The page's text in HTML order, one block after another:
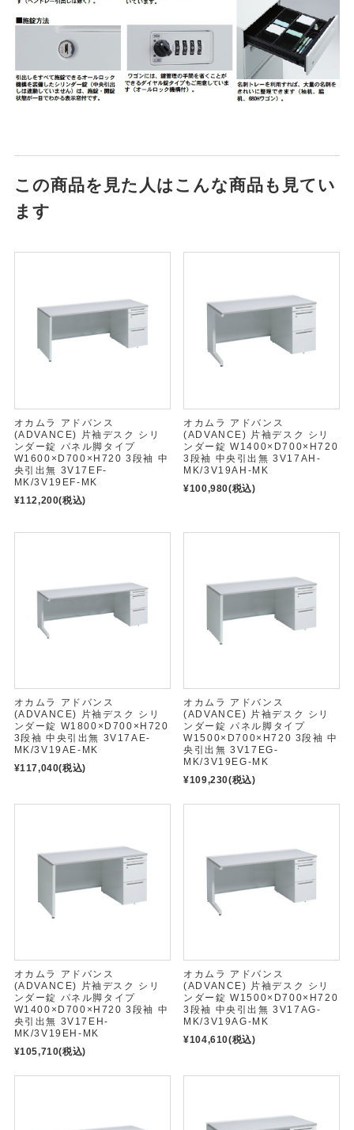
この商品を見た人はこんな商品も見てい
ます
オカムラ アドバンス
(ADVANCE) 片袖デスク シリ
ンダー錠 パネル脚タイプ
W1600×D700×H720 3段袖 中
央引出無 3V17EF-
MK/3V19EF-MK
¥112,200(税込)
オカムラ アドバンス
(ADVANCE) 片袖デスク シリ
ンダー錠 W1400×D700×H720
3段袖 中央引出無 3V17AH-
MK/3V19AH-MK
¥100,980(税込)
オカムラ アドバンス
(ADVANCE) 片袖デスク シリ
ンダー錠 W1800×D700×H720
3段袖 中央引出無 3V17AE-
MK/3V19AE-MK
¥117,040(税込)
オカムラ アドバンス
(ADVANCE) 片袖デスク シリ
ンダー錠 パネル脚タイプ
W1500×D700×H720 3段袖 中
央引出無 3V17EG-
MK/3V19EG-MK
¥109,230(税込)
オカムラ アドバンス
(ADVANCE) 片袖デスク シリ
ンダー錠 パネル脚タイプ
W1400×D700×H720 3段袖 中
央引出無 3V17EH-
MK/3V19EH-MK
¥105,710(税込)
オカムラ アドバンス
(ADVANCE) 片袖デスク シリ
ンダー錠 W1500×D700×H720
3段袖 中央引出無 3V17AG-
MK/3V19AG-MK
¥104,610(税込)